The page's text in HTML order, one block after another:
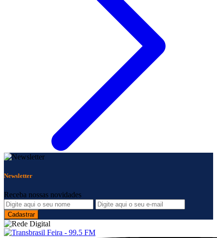
Newsletter
Receba nossas novidades